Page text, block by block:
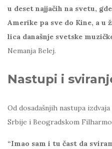
u deset najjačih na svetu,
Amerike pa sve do Kine, a u
lica današnje svetske
Nemanja Belej.
Nastupi i
Od dosadašnjih nastupa
Srbije i Beogradskom
“Imao sam i tu čast da